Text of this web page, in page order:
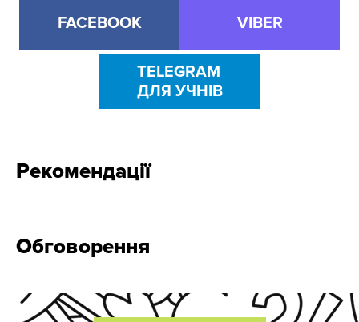
FACEBOOK VIBER
TELEGRAM
ДЛЯ УЧНІВ
Рекомендації
Обговорення